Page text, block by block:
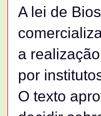
A lei de
a
por
O texto